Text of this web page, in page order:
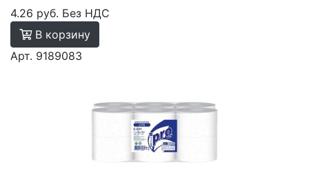
4.26 руб. Без НДС
В корзину
Арт. 9189083